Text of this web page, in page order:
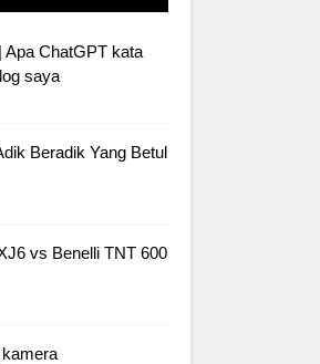
Apa ChatGPT kata
saya
Beradik Yang Betul
vs Benelli TNT 600